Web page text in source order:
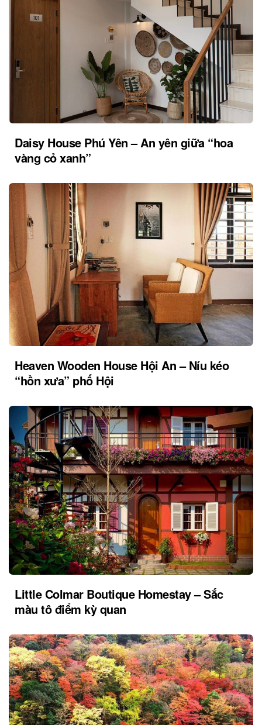
Daisy House Phú Yên – An yên giữa “hoa
vàng cỏ xanh”
Heaven Wooden House Hội An – Níu kéo
“hồn xưa” phố Hội
Little Colmar Boutique Homestay – Sắc
màu tô điểm kỳ quan